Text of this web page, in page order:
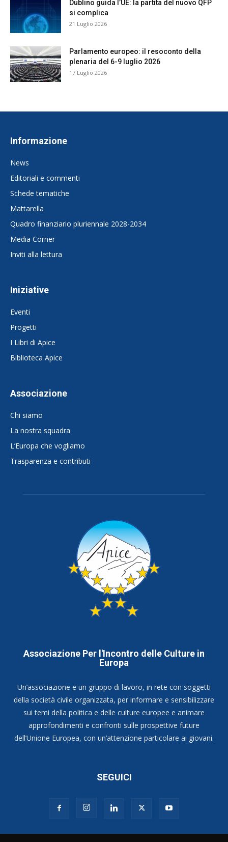
Dublino guida l’UE: la partita del nuovo QFP
si complica
21 Luglio 2026
Parlamento europeo: il resoconto della
plenaria del 6-9 luglio 2026
17 Luglio 2026
Informazione
News
Editoriali e commenti
Schede tematiche
Mattarella
Quadro finanziario pluriennale 2028-2034
Media Corner
Inviti alla lettura
Iniziative
Eventi
Progetti
I Libri di Apice
Biblioteca Apice
Associazione
Chi siamo
La nostra squadra
L’Europa che vogliamo
Trasparenza e contributi
Associazione Per l'Incontro delle Culture in
Europa
Un’associazione e un gruppo di lavoro, in rete con soggetti
della società civile organizzata, per informare e sensibilizzare
sui temi della politica e delle culture europee e animare
approfondimenti e confronti sulle prospettive future
dell’Unione Europea, con un’attenzione particolare ai giovani.
SEGUICI